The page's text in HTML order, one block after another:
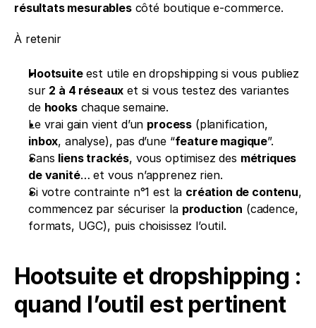
résultats mesurables côté boutique e-commerce.
À retenir
Hootsuite est utile en dropshipping si vous publiez
sur 2 à 4 réseaux et si vous testez des variantes
de hooks chaque semaine.
Le vrai gain vient d’un process
inbox, analyse), pas d’une “feature magique”.
Sans liens trackés, vous optimisez des métriques
de vanité… et vous n’apprenez rien.
Si votre contrainte n°1 est la création de contenu,
commencez par sécuriser la production (cadence,
formats, UGC), puis choisissez l’outil.
Hootsuite et dropshipping :
quand l’outil est pertinent